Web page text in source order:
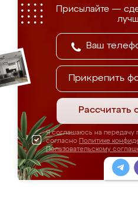
Присылайте —
Прикрепить
Рассчитать
Я соглашаюсь на передачу
согласно Политике
Пользовательскому